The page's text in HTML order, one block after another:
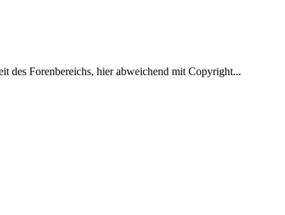
des Forenbereichs, hier abweichend mit Copyright...